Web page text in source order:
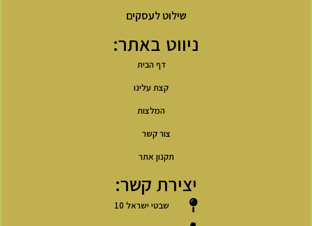
שילוט לעסקים
ניווט באתר:
דף הבית
קצת עלינו
המלצות
צור קשר
תקנון אתר
יצירת קשר:
שבטי ישראל 10